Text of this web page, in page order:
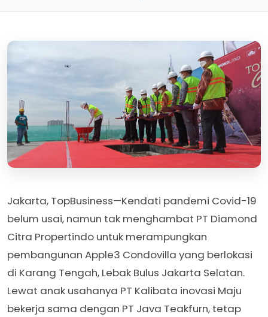
Jakarta, TopBusiness—Kendati pandemi Covid-19
belum usai, namun tak menghambat PT Diamond
Citra Propertindo untuk merampungkan
pembangunan Apple3 Condovilla yang berlokasi
di Karang Tengah, Lebak Bulus Jakarta Selatan.
Lewat anak usahanya PT Kalibata inovasi Maju
bekerja sama dengan PT Java Teakfurn, tetap